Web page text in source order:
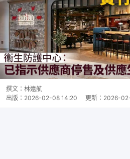
撰文： 林遠航
出版： 2026-02-08 14:20 更新： 2026-